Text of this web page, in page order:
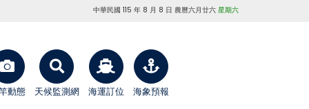
中華民國 115 年 8 月 8 日 農曆六月廿六 星期六
動態 天候監測網 海運訂位 海象預報